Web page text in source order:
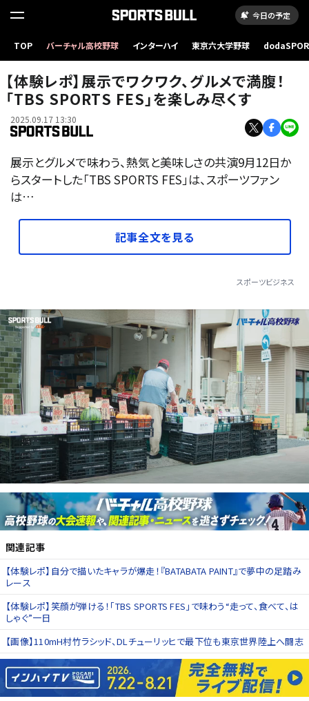
今日の予定
TOP バーチャル高校野球 インターハイ 東京六大学野球
【体験レポ】展示でワクワク、グルメで満腹！
「TBS SPORTS FES」を楽しみ尽くす
2025.09.17 13:30
展示とグルメで味わう、熱気と美味しさの共演9月12日か
らスタートした「TBS SPORTS FES」は、スポーツファン
は…
記事全文を見る
スポーツビジネス
関連記事
【体験レポ】自分で描いたキャラが爆走！『BATABATA PAINT』で夢中の足踏み
レース
【体験レポ】笑顔が弾ける！「TBS SPORTS FES」で味わう“走って、食べて、は
しゃぐ”一日
【画像】110mH村竹ラシッド、DLチューリッヒで最下位も東京世界陸上へ闘志